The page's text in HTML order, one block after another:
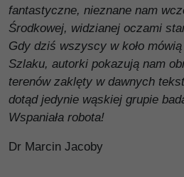
fantastyczne, nieznane nam
Środkowej, widzianej oczami
Gdy dziś wszyscy w koło
Szlaku, autorki pokazują nam
terenów zaklęty w dawnych
dotąd jedynie wąskiej grupie
Wspaniała robota!
Dr Marcin Jacoby